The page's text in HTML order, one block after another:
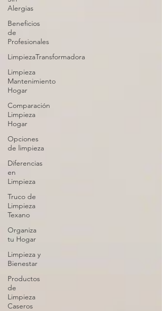
Alergias
Beneficios
de
Profesionales
LimpiezaTransformadora
Limpieza
Mantenimiento
Hogar
Comparación
Limpieza
Hogar
Opciones
de limpieza
Diferencias
en
Limpieza
Truco de
Limpieza
Texano
Organiza
tu Hogar
Limpieza y
Bienestar
Productos
de
Limpieza
Caseros